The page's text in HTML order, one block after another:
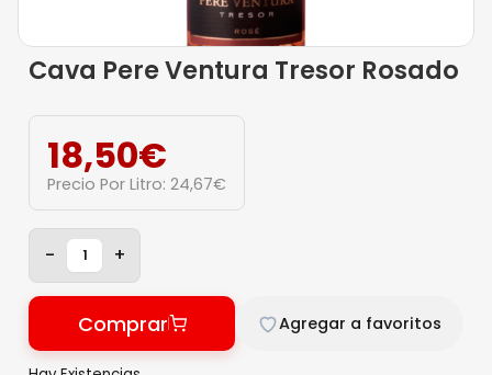
Cava Pere Ventura Tresor Rosado
18,50€
Precio Por Litro: 24,67€
- +
Comprar Agregar a favoritos